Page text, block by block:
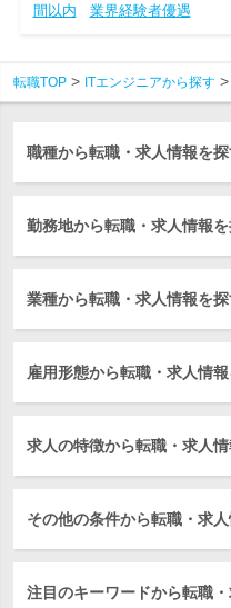
間以内
業界経験者優遇
転職TOP ITエンジニアから探す
職種から転職・求人情報を
勤務地から転職・求人情報
業種から転職・求人情報を
雇用形態から転職・求人情
求人の特徴から転職・求人
その他の条件から転職・求
注目のキーワードから転職